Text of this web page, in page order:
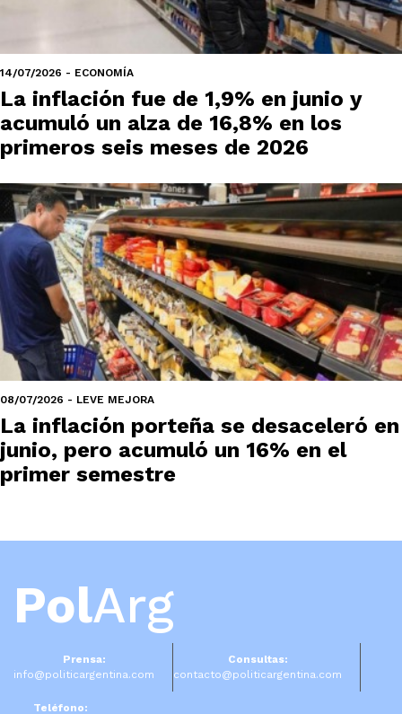
14/07/2026 - ECONOMÍA
La inflación fue de 1,9% en junio y
acumuló un alza de 16,8% en los
primeros seis meses de 2026
08/07/2026 - LEVE MEJORA
La inflación porteña se desaceleró en
junio, pero acumuló un 16% en el
primer semestre
PolArg
Prensa:
info@politicargentina.com
Consultas:
contacto@politicargentina.com
Teléfono: